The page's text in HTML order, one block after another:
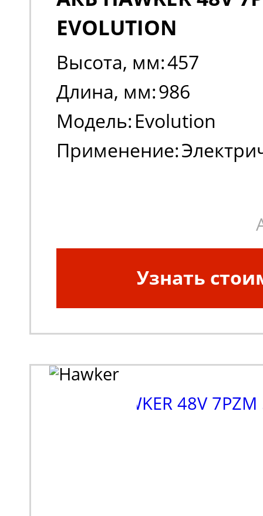
EVOLUTION
Высота, мм:457
Длина, мм:986
Модель: Evolution
Применение:
Узнать